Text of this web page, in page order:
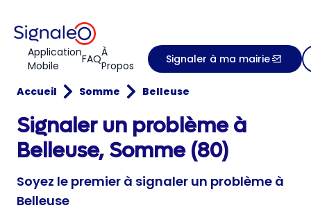
Application
Mobile
FAQÀ
Propos
Signaler à ma mairie
Accueil Somme Belleuse
Signaler un problème à
Belleuse, Somme (80)
Soyez le premier à signaler un problème à
Belleuse